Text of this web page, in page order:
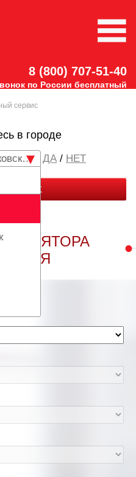
8 (800) 707-51-40
по России бесплатный
сервис
в городе
область
/ НЕТ
ЗВОНОК